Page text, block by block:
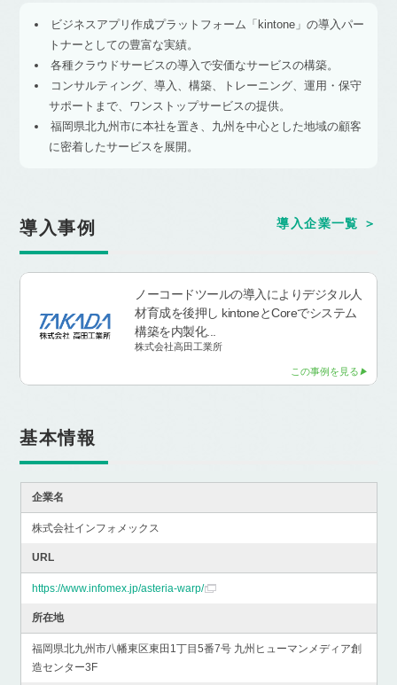
ビジネスアプリ作成プラットフォーム「kintone」の導入パー
トナーとしての豊富な実績。
各種クラウドサービスの導入で安価なサービスの構築。
コンサルティング、導入、構築、トレーニング、運用・保守
サポートまで、ワンストップサービスの提供。
福岡県北九州市に本社を置き、九州を中心とした地域の顧客
に密着したサービスを展開。
導入事例 導入企業一覧
ノーコードツールの導入によりデジタル人
材育成を後押し kintoneとCoreでシステム
構築を内製化...
株式会社高田工業所
この事例を見る
基本情報
企業名
株式会社インフォメックス
URL
https://www.infomex.jp/asteria-warp/
所在地
福岡県北九州市八幡東区東田1丁目5番7号 九州ヒューマンメディア創
造センター3F